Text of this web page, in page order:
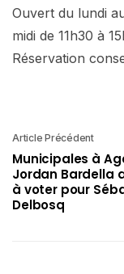
Ouvert du lundi
midi de 11h30 à
Réservation
Article Précédent
Municipales à
Jordan Bardella
à voter pour
Delbosq